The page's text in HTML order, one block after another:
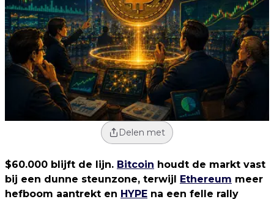
Delen met
$60.000 blijft de lijn. Bitcoin houdt de markt vast
bij een dunne steunzone, terwijl Ethereum meer
hefboom aantrekt en HYPE na een felle rally